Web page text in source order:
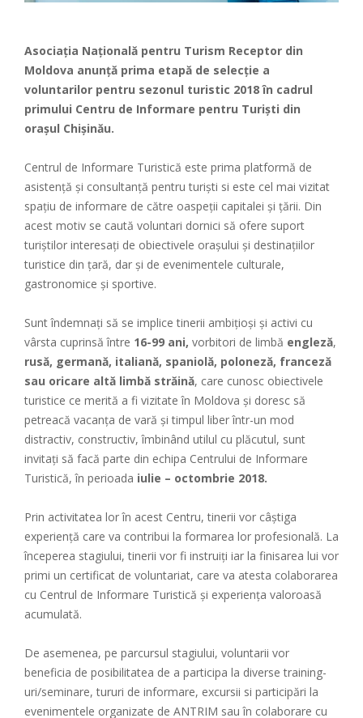
Asociația Națională pentru Turism Receptor din
Moldova anunță prima etapă de selecție a
voluntarilor pentru sezonul turistic 2018 în cadrul
primului Centru de Informare pentru Turiști din
orașul Chișinău.
Centrul de Informare Turistică este prima platformă de
asistență și consultanță pentru turiști si este cel mai vizitat
spațiu de informare de către oaspeții capitalei și țării. Din
acest motiv se caută voluntari dornici să ofere suport
turiștilor interesați de obiectivele orașului și destinațiilor
turistice din țară, dar și de evenimentele culturale,
gastronomice și sportive.
Sunt îndemnați să se implice tinerii ambițioși și activi cu
vârsta cuprinsă între 16-99 ani, vorbitori de limbă engleză,
rusă, germană, italiană, spaniolă, poloneză, franceză
sau oricare altă limbă străină, care cunosc obiectivele
turistice ce merită a fi vizitate în Moldova și doresc să
petreacă vacanța de vară și timpul liber într-un mod
distractiv, constructiv, îmbinând utilul cu plăcutul, sunt
invitați să facă parte din echipa Centrului de Informare
Turistică, în perioada iulie – octombrie 2018.
Prin activitatea lor în acest Centru, tinerii vor câștiga
experiență care va contribui la formarea lor profesională. La
începerea stagiului, tinerii vor fi instruiți iar la finisarea lui vor
primi un certificat de voluntariat, care va atesta colaborarea
cu Centrul de Informare Turistică și experiența valoroasă
acumulată.
De asemenea, pe parcursul stagiului, voluntarii vor
beneficia de posibilitatea de a participa la diverse training-
uri/seminare, tururi de informare, excursii si participări la
evenimentele organizate de ANTRIM sau în colaborare cu